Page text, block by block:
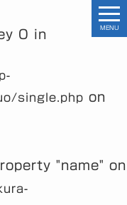
0 in
single.php on
"name" on
MENU